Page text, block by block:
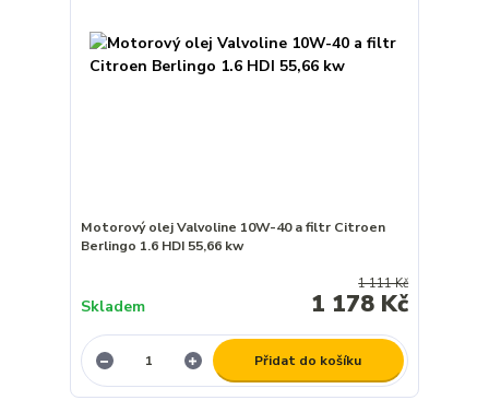
Motorový olej Valvoline 10W-40 a filtr Citroen
Berlingo 1.6 HDI 55,66 kw
1 111 Kč
1 178 Kč
Skladem
Přidat do košíku